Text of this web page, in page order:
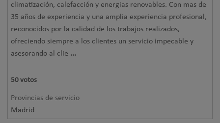
climatización, calefacción y energias renovables. Con mas de
35 años de experiencia y una amplia experiencia profesional,
reconocidos por la calidad de los trabajos realizados,
ofreciendo siempre a los clientes un servicio impecable y
asesorando al clie ...
50 votos
Provincias de servicio
Madrid